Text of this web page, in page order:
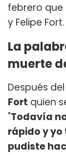
febrero
y Felipe Fort.
La
muerte
Después
Fort quien
"Todavía
rápido y
pudiste